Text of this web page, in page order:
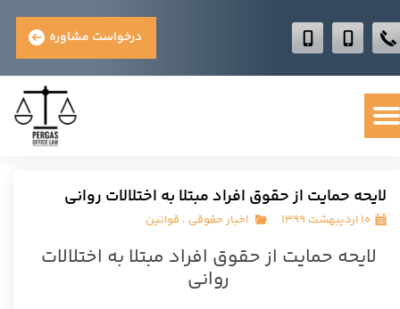
درخواست مشاوره
لایحه حمایت از حقوق افراد مبتلا به اختلالات روانی
۱۰ اردیبهشت ۱۳۹۹ اخبار حقوقی ، قوانین
لایحه حمایت از حقوق افراد مبتلا به اختلالات
روانی